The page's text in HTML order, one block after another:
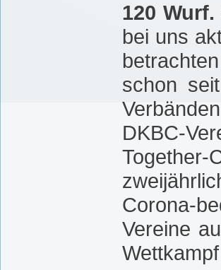
120
bei uns
schon
DKBC-
Corona-
Vereine